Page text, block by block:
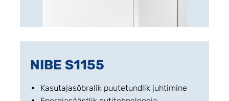
NIBE S1155
Kasutajasõbralik puutetundlik juhtimine